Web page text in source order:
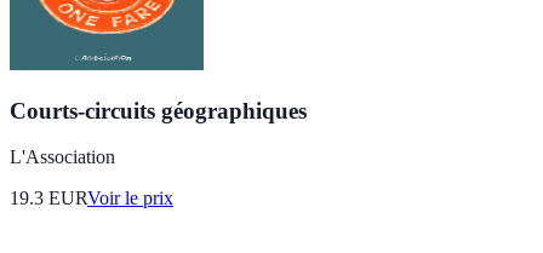
Courts-circuits géographiques
L'Association
19.3 EURVoir le prix